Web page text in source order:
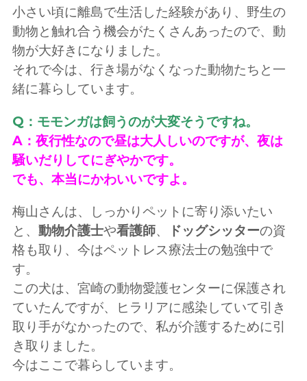
小さい頃に離島で生活した経験があり、野生の
動物と触れ合う機会がたくさんあったので、動
物が大好きになりました。
それで今は、行き場がなくなった動物たちと一
緒に暮らしています。
Q：モモンガは飼うのが大変そうですね。
A：夜行性なので昼は大人しいのですが、夜は
騒いだりしてにぎやかです。
でも、本当にかわいいですよ。
梅山さんは、しっかりペットに寄り添いたい
と、 動物介護士や看護師、 ドッグシッターの資
格も取り、今はペットレス療法士の勉強中で
す。
この犬は、宮崎の動物愛護センターに保護され
ていたんですが、ヒラリアに感染していて引き
取り手がなかったので、私が介護するために引
き取りました。
今はここで暮らしています。